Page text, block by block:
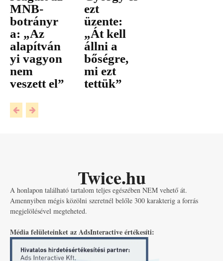
MNB-
botrányr
a: „Az
alapítván
yi vagyon
nem
veszett el”
ezt
üzente:
„Át kell
állni a
bőségre,
mi ezt
tettük”
Twice.hu
A honlapon található tartalom teljes egészében NEM vehető át.
Amennyiben mégis közölni szeretnél belőle 300 karakterig a forrás
megjelölésével megteheted.
Média felületeinket az AdsInteractive értékesíti: